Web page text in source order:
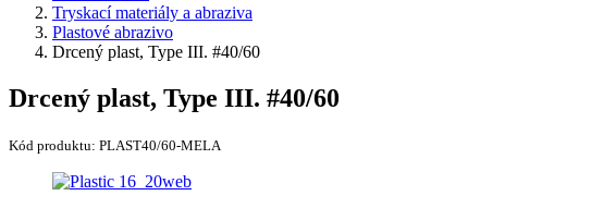
Tryskací materiály a abraziva
Plastové abrazivo
Drcený plast, Type III. #40/60
Drcený plast, Type III. #40/60
Kód produktu: PLAST40/60-MELA